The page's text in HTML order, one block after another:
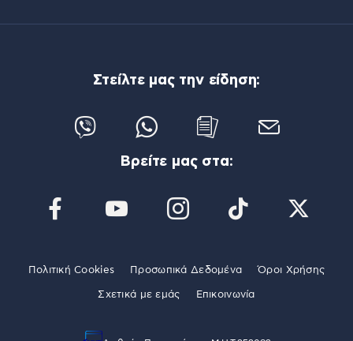
Στείλτε μας την είδηση:
Βρείτε μας στα:
Πολιτική Cookies Προσωπικά Δεδομένα Όροι Χρήσης
Σχετικά με εμάς Επικοινωνία